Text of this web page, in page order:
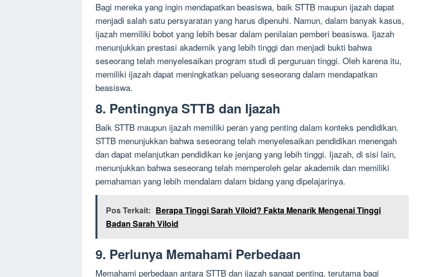
Bagi mereka yang ingin mendapatkan beasiswa, baik STTB maupun ijazah dapat
menjadi salah satu persyaratan yang harus dipenuhi. Namun, dalam banyak kasus,
ijazah memiliki bobot yang lebih besar dalam penilaian pemberi beasiswa. Ijazah
menunjukkan prestasi akademik yang lebih tinggi dan menjadi bukti bahwa
seseorang telah menyelesaikan program studi di perguruan tinggi. Oleh karena itu,
memiliki ijazah dapat meningkatkan peluang seseorang dalam mendapatkan
beasiswa.
8. Pentingnya STTB dan Ijazah
Baik STTB maupun ijazah memiliki peran yang penting dalam konteks pendidikan.
STTB menunjukkan bahwa seseorang telah menyelesaikan pendidikan menengah
dan dapat melanjutkan pendidikan ke jenjang yang lebih tinggi. Ijazah, di sisi lain,
menunjukkan bahwa seseorang telah memperoleh gelar akademik dan memiliki
pemahaman yang lebih mendalam dalam bidang yang dipelajarinya.
Pos Terkait: Berapa Tinggi Sarah Viloid? Fakta Menarik Mengenai Tinggi
Badan Sarah Viloid
9. Perlunya Memahami Perbedaan
Memahami perbedaan antara STTB dan ijazah sangat penting, terutama bagi